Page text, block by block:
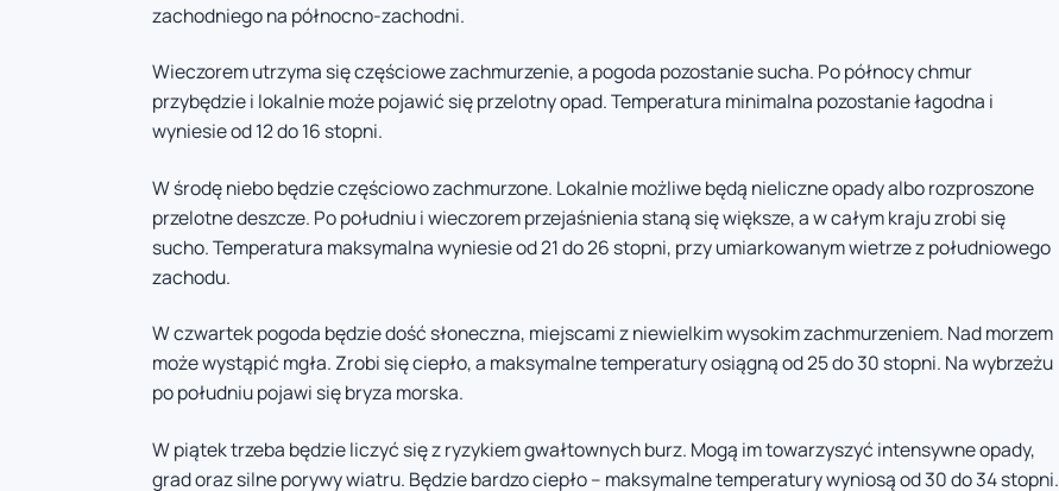
zachodniego na północno-zachodni.
Wieczorem utrzyma się częściowe zachmurzenie, a pogoda pozostanie sucha. Po północy chmur
przybędzie i lokalnie może pojawić się przelotny opad. Temperatura minimalna pozostanie łagodna i
wyniesie od 12 do 16 stopni.
W środę niebo będzie częściowo zachmurzone. Lokalnie możliwe będą nieliczne opady albo rozproszone
przelotne deszcze. Po południu i wieczorem przejaśnienia staną się większe, a w całym kraju zrobi się
sucho. Temperatura maksymalna wyniesie od 21 do 26 stopni, przy umiarkowanym wietrze z południowego
zachodu.
W czwartek pogoda będzie dość słoneczna, miejscami z niewielkim wysokim zachmurzeniem. Nad morzem
może wystąpić mgła. Zrobi się ciepło, a maksymalne temperatury osiągną od 25 do 30 stopni. Na wybrzeżu
po południu pojawi się bryza morska.
W piątek trzeba będzie liczyć się z ryzykiem gwałtownych burz. Mogą im towarzyszyć intensywne opady,
grad oraz silne porywy wiatru. Będzie bardzo ciepło – maksymalne temperatury wyniosą od 30 do 34 stopni.